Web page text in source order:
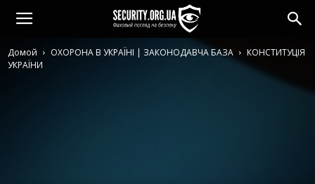
Домой ОХОРОНА В УКРАЇНІ | ЗАКОНОДАВЧА БАЗА
КОНСТИТУЦІЯ
УКРАЇНИ